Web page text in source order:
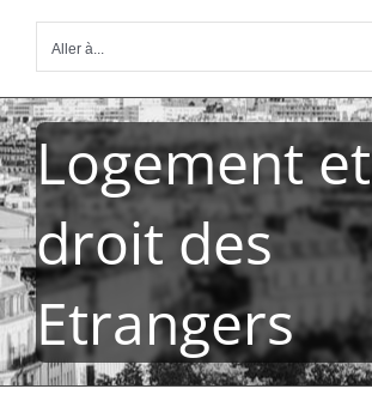
Aller à...
Logement et
droit des
Etrangers